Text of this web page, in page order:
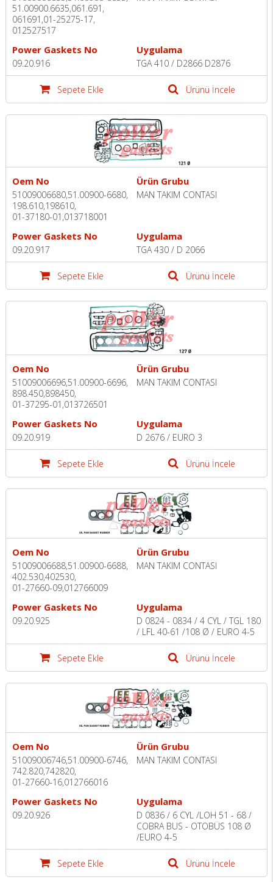
51.00900.6635,061.691,
061691,01-25275-17,
012527517
Power Gaskets No
09.20.916
Uygulama
TGA 410 / D2866 D2876
Sepete Ekle Ürünü İncele
Oem No
51009006680,51.00900-6680,
198.610,198610,
01-37180-01,013718001
Ürün Grubu
MAN TAKIM CONTASI
Power Gaskets No
09.20.917
Uygulama
TGA 430 / D 2066
Sepete Ekle Ürünü İncele
Oem No
51009006696,51.00900-6696,
898.450,898450,
01-37295-01,013726501
Ürün Grubu
MAN TAKIM CONTASI
Power Gaskets No
09.20.919
Uygulama
D 2676 / EURO 3
Sepete Ekle Ürünü İncele
Oem No
51009006688,51.00900-6688,
402.530,402530,
01-27660-09,012766009
Ürün Grubu
MAN TAKIM CONTASI
Power Gaskets No
09.20.925
Uygulama
D 0824 - 0834 / 4 CYL / TGL 180
/ LFL 40-61 /108 Ø / EURO 4-5
Sepete Ekle Ürünü İncele
Oem No
51009006746,51.00900-6746,
742.820,742820,
01-27660-16,012766016
Ürün Grubu
MAN TAKIM CONTASI
Power Gaskets No
09.20.926
Uygulama
D 0836 / 6 CYL /LOH 51 - 68 /
COBRA BUS - OTOBÜS 108 Ø
/EURO 4-5
Sepete Ekle Ürünü İncele